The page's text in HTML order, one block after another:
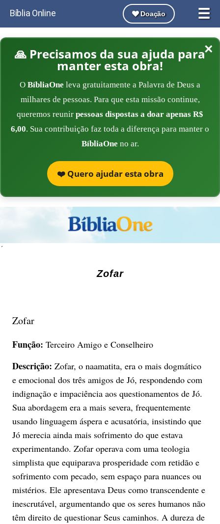
☰
Bíblia Online Doação
×
🙏 Precisamos da sua ajuda para
manter esta obra!
O BíbliaOne leva gratuitamente a Palavra de Deus a
milhares de pessoas. Para que esta missão continue,
queremos reunir pessoas dispostas a doar apenas R$
6,00. Sua contribuição faz toda a diferença para manter o
BíbliaOne no ar.
❤️ Quero ajudar esta obra
´
Zofar
Zofar
Função: Terceiro Amigo e Conselheiro
Descrição: Zofar, o naamatita, era o mais dogmático
e emocional dos três amigos de Jó, respondendo com
indignação e impaciência aos questionamentos de Jó.
Sua abordagem era a mais severa, frequentemente
usando linguagem áspera e acusatória, insistindo que
Jó merecia ainda mais sofrimento do que estava
experimentando. Zofar operava com uma teologia
simplista que equiparava prosperidade com retidão e
sofrimento com pecado, sem espaço para nuances ou
mistérios. Ele apresentava Deus como transcendente e
inescrutável, argumentando que os seres humanos não
têm direito de questionar Seus caminhos. A dureza de